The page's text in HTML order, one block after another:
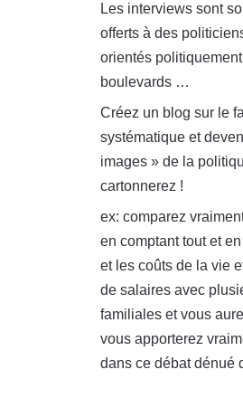
Les interviews sont
offerts à des
orientés
boulevards …
Créez un blog sur le
systématique et
images » de la
cartonnerez !
ex: comparez
en comptant tout et
et les coûts de la vie
de salaires avec
familiales et vous
vous apporterez
dans ce débat dénué